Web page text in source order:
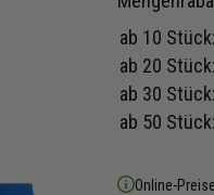
ab 10 Stück:
ab 20 Stück:
ab 30 Stück:
ab 50 Stück:
Online-